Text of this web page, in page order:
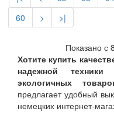
60
> >|
Показано с
Хотите купить
надежной
экологичных
предлагает удобный
немецких интернет-